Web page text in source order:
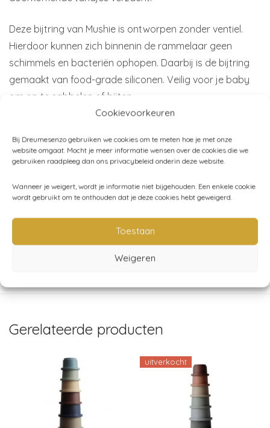
Cookievoorkeuren
Bij Dreumesenzo gebruiken we cookies om te meten hoe je met onze
website omgaat. Mocht je meer informatie wensen over de cookies die we
gebruiken raadpleeg dan ons privacybeleid onderin deze website.
Wanneer je weigert, wordt je informatie niet bijgehouden. Een enkele cookie
wordt gebruikt om te onthouden dat je deze cookies hebt geweigerd.
Toestaan
Weigeren
Deze bijtring van Mushie is ontworpen zonder ventiel.
Hierdoor kunnen zich binnenin de rammelaar geen
schimmels en bacteriën ophopen. Daarbij is de bijtring
gemaakt van food-grade siliconen. Veilig voor je baby
om op te sabbelen of bijten.
van BPA, BPS, PVC en ftalaten.
Afmeting:14x15x5 cm
Babyspeelgoed,Bijtringen
Gerelateerde producten
uitverkocht